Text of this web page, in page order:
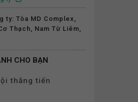
ty: Tòa MD Complex,
Thạch, Nam Từ Liêm,
CHO BẠN
thăng tiến